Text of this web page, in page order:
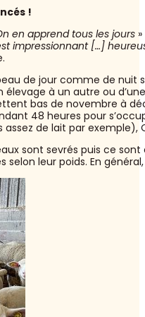
!
en apprend tous les jours
impressionnant […]
de jour comme de nuit
élevage à un autre ou
bas de novembre à
48 heures pour
assez de lait par
sont sevrés puis ce
selon leur poids. En